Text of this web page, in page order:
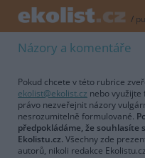
/
Názory a komentáře
Pokud chcete v této rubrice
ekolist@ekolist.cz nebo
právo nezveřejnit názory
nesrozumitelně formulované.
předpokládáme, že souhlasíte
Ekolistu.cz. Všechny zde
autorů, nikoli redakce